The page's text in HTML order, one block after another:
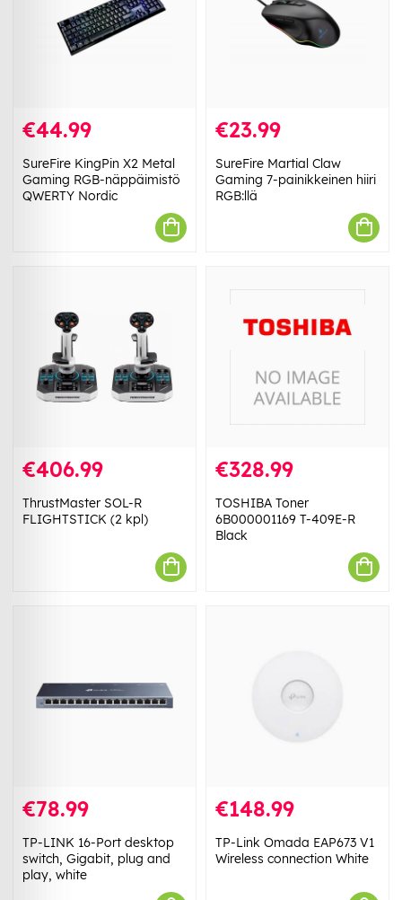
€44.99
SureFire KingPin X2 Metal
Gaming RGB-näppäimistö
QWERTY Nordic
€23.99
SureFire Martial Claw
Gaming 7-painikkeinen hiiri
RGB:llä
€406.99
ThrustMaster SOL-R
FLIGHTSTICK (2 kpl)
€328.99
TOSHIBA Toner
6B000001169 T-409E-R
Black
€78.99
TP-LINK 16-Port desktop
switch, Gigabit, plug and
play, white
€148.99
TP-Link Omada EAP673 V1
Wireless connection White